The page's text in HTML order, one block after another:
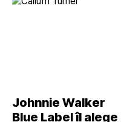
Johnnie Walker
Blue Label îl alege